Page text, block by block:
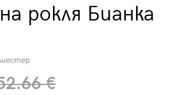
рокля Бианка
€